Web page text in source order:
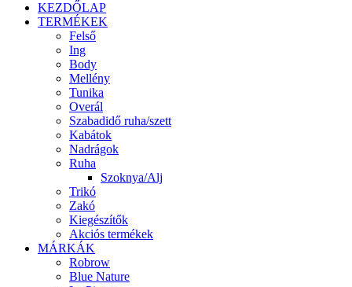
KEZDŐLAP
TERMÉKEK
Felső
Ing
Body
Mellény
Tunika
Overál
Szabadidő ruha/szett
Kabátok
Nadrágok
Ruha
Szoknya/Alj
Trikó
Zakó
Kiegészítők
Akciós termékek
MÁRKÁK
Robrow
Blue Nature